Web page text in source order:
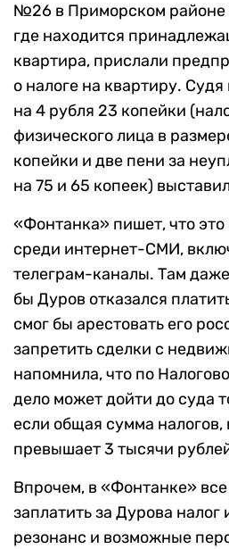
№26 в Приморском районе
где находится
квартира, прислали
о налоге на квартиру.
на 4 рубля 23 копейки
физического лица в
копейки и две пени за
на 75 и 65 копеек)
«Фонтанка» пишет, что
среди интернет-СМИ,
телеграм-каналы. Там
бы Дуров отказался
смог бы арестовать его
запретить сделки с
напомнила, что по
дело может дойти до суда
если общая сумма
превышает 3 тысячи
Впрочем, в «Фонтанке»
заплатить за Дурова
резонанс и возможные